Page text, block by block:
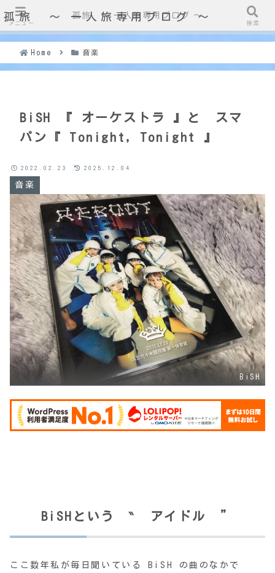
孤旅 〜 一人旅専用ブログ ～
Home 音楽
BiSH 『 オーケストラ 』と スマ
パン『 Tonight，Tonight 』
音楽
BiSH
2022.02.23 2025.12.04
BiSHという ‶ アイドル ”
ここ数年私が毎日聞いている BiSH の曲のなかで
メニュー
孤旅 〜 一人旅専用ブログ ～
検索